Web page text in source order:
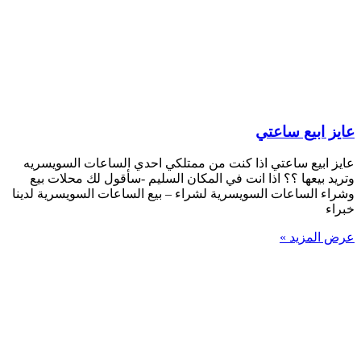
عايز ابيع ساعتي
عايز ابيع ساعتي اذا كنت من ممتلكي احدي الساعات السويسريه
وتريد بيعها ؟؟ اذا انت في المكان السليم -سأقول لك محلات بيع
وشراء الساعات السويسرية لشراء – بيع الساعات السويسرية لدينا
خبراء
عرض المزيد »